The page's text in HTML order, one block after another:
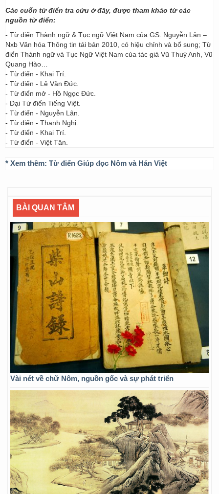
Các cuốn từ điển tra cứu ở đây, được tham khảo từ các
nguồn từ điển:
- Từ điển Thành ngữ & Tục ngữ Việt Nam của GS. Nguyễn Lân –
Nxb Văn hóa Thông tin tái bản 2010, có hiệu chỉnh và bổ sung; Từ
điển Thành ngữ và Tục Ngữ Việt Nam của tác giả Vũ Thuý Anh, Vũ
Quang Hào…
- Từ điển - Khai Trí.
- Từ điển - Lê Văn Đức.
- Từ điển mở - Hồ Ngọc Đức.
- Đại Từ điển Tiếng Việt.
- Từ điển - Nguyễn Lân.
- Từ điển - Thanh Nghị.
- Từ điển - Khai Trí.
- Từ điển - Việt Tân.
* Xem thêm: Từ điển Giúp đọc Nôm và Hán Việt
BÀI QUAN TÂM
Vài nét về chữ Nôm, nguồn gốc và sự phát triển